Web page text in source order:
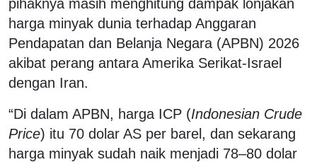
pihaknya masih menghitung dampak lonjakan
harga minyak dunia terhadap Anggaran
Pendapatan dan Belanja Negara (APBN) 2026
akibat perang antara Amerika Serikat-Israel
dengan Iran.
“Di dalam APBN, harga ICP (Indonesian Crude
Price) itu 70 dolar AS per barel, dan sekarang
harga minyak sudah naik menjadi 78–80 dolar